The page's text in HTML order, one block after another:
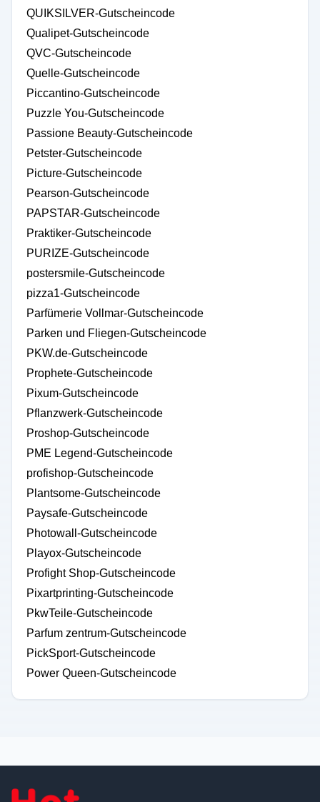
QUIKSILVER-Gutscheincode
Qualipet-Gutscheincode
QVC-Gutscheincode
Quelle-Gutscheincode
Piccantino-Gutscheincode
Puzzle You-Gutscheincode
Passione Beauty-Gutscheincode
Petster-Gutscheincode
Picture-Gutscheincode
Pearson-Gutscheincode
PAPSTAR-Gutscheincode
Praktiker-Gutscheincode
PURIZE-Gutscheincode
postersmile-Gutscheincode
pizza1-Gutscheincode
Parfümerie Vollmar-Gutscheincode
Parken und Fliegen-Gutscheincode
PKW.de-Gutscheincode
Prophete-Gutscheincode
Pixum-Gutscheincode
Pflanzwerk-Gutscheincode
Proshop-Gutscheincode
PME Legend-Gutscheincode
profishop-Gutscheincode
Plantsome-Gutscheincode
Paysafe-Gutscheincode
Photowall-Gutscheincode
Playox-Gutscheincode
Profight Shop-Gutscheincode
Pixartprinting-Gutscheincode
PkwTeile-Gutscheincode
Parfum zentrum-Gutscheincode
PickSport-Gutscheincode
Power Queen-Gutscheincode